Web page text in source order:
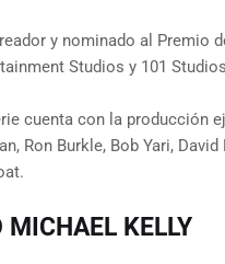
y nominado al Premio
Studios y 101
cuenta con la producción
Ron Burkle, Bob Yari,
MICHAEL KELLY